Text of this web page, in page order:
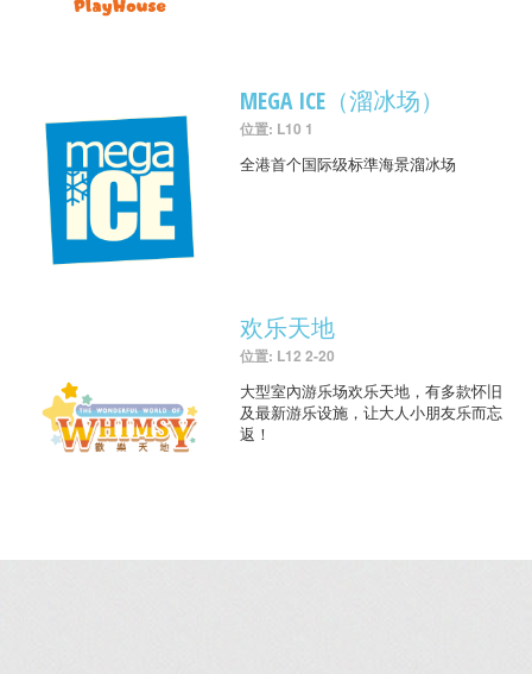
MEGA ICE（溜冰场）
位置: L10 1
全港首个国际级标準海景溜冰场
欢乐天地
位置: L12 2-20
大型室內游乐场欢乐天地，有多款怀旧
及最新游乐设施，让大人小朋友乐而忘
返！